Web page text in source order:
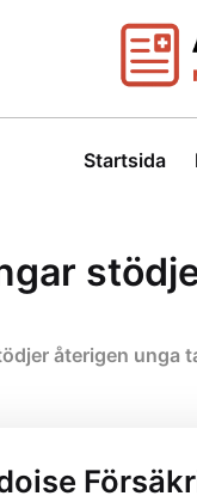
Startsida
återigen unga